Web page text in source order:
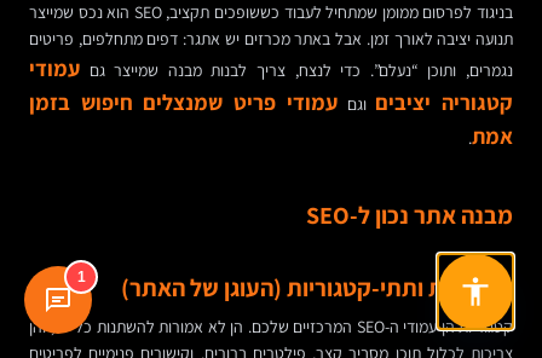
בניגוד לפרסום ממומן שמתחיל לעבוד כששופכים תקציב, SEO הוא נכס שמייצר
תנועה יציבה לאורך זמן. אבל באתר מכרזים יש אתגר: דפים מתחלפים, פריטים
נגמרים, ותוכן “נעלם”. כדי לנצח, צריך לבנות מבנה שמייצר גם עמודי
קטגוריה יציבים וגםעמודי פריט שמנצלים חיפוש בזמן
אמת.
מבנה אתר נכון ל-SEO
קטגוריות ותתי-קטגוריות (העוגן של האתר)
קטגוריות הן עמודי ה-SEO המרכזיים שלכם. הן לא אמורות להשתנות כל יום, והן
צריכות לכלול תוכן מסביר קצר, פילטרים ברורים, וקישורים פנימיים לפריטים
1